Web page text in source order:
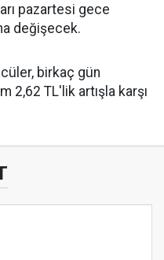
pazartesi gece
değişecek.
birkaç gün
2,62 TL'lik artışla karşı